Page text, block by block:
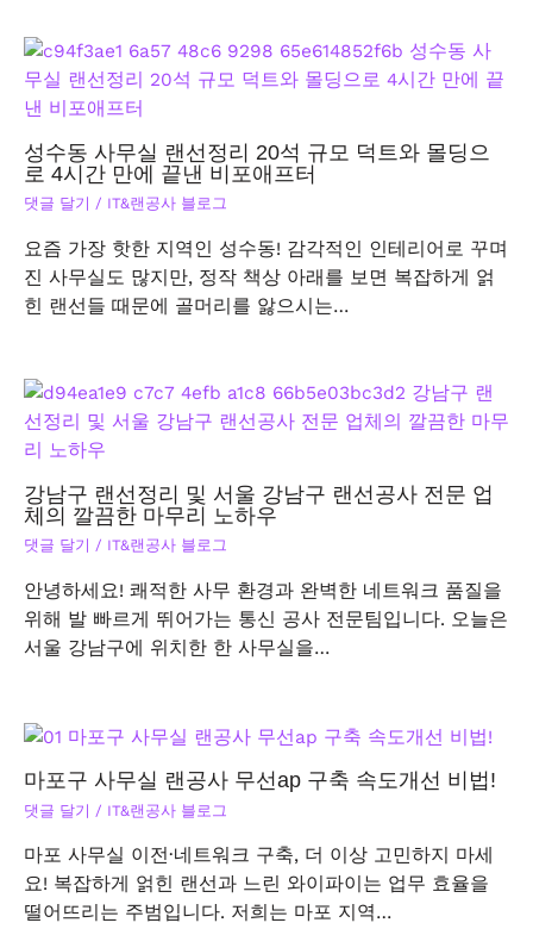
성수동 사무실 랜선정리 20석 규모 덕트와 몰딩으
로 4시간 만에 끝낸 비포애프터
댓글 달기 / IT&랜공사 블로그
요즘 가장 핫한 지역인 성수동! 감각적인 인테리어로 꾸며
진 사무실도 많지만, 정작 책상 아래를 보면 복잡하게 얽
힌 랜선들 때문에 골머리를 앓으시는…
강남구 랜선정리 및 서울 강남구 랜선공사 전문 업
체의 깔끔한 마무리 노하우
댓글 달기 / IT&랜공사 블로그
안녕하세요! 쾌적한 사무 환경과 완벽한 네트워크 품질을
위해 발 빠르게 뛰어가는 통신 공사 전문팀입니다. 오늘은
서울 강남구에 위치한 한 사무실을…
마포구 사무실 랜공사 무선ap 구축 속도개선 비법!
댓글 달기 / IT&랜공사 블로그
마포 사무실 이전·네트워크 구축, 더 이상 고민하지 마세
요! 복잡하게 얽힌 랜선과 느린 와이파이는 업무 효율을
떨어뜨리는 주범입니다. 저희는 마포 지역…